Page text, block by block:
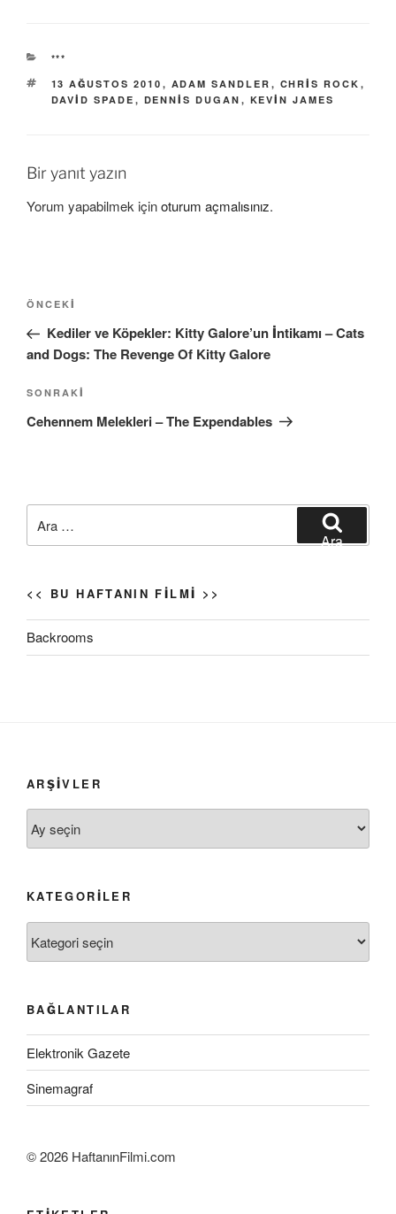
KATEGORILER
***
ETIKETLER
13 AĞUSTOS 2010 , ADAM SANDLER , CHRIS ROCK ,
DAVID SPADE , DENNIS DUGAN , KEVIN JAMES
Bir yanıt yazın
Yorum yapabilmek içinoturum açmalısınız.
Yazı
Önceki
Yazı
ÖNCEKI
Kediler ve Köpekler: Kitty Galore’un İntikamı – Cats
and Dogs: The Revenge Of Kitty Galore
Sonraki
Yazı
SONRAKI
Cehennem Melekleri – The Expendables
Ara
<< BU HAFTANIN FILMI >>
Backrooms
ARŞIVLER
KATEGORILER
BAĞLANTILAR
Elektronik Gazete
Sinemagraf
©2026 HaftanınFilmi.com